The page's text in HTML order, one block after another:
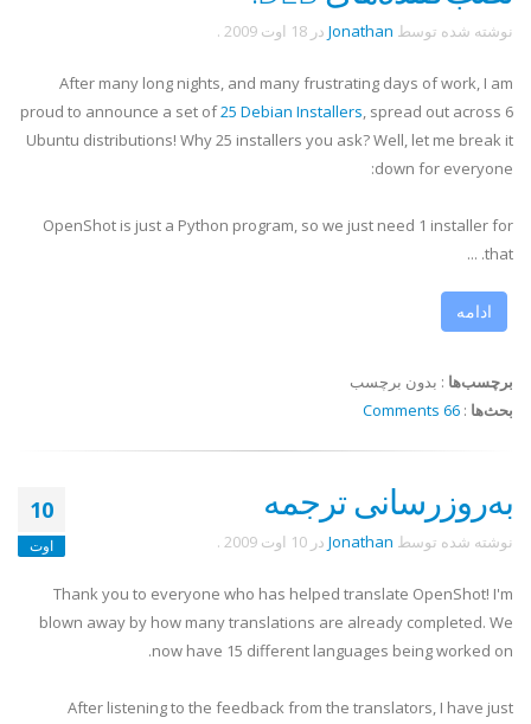
نوشته شده توسط Jonathan در 18 اوت 2009 .
After many long nights, and many frustrating days of work, I am
proud to announce a set of25 Debian Installers, spread out across 6
Ubuntu distributions! Why 25 installers you ask? Well, let me break it
down for everyone:
OpenShot is just a Python program, so we just need 1 installer for
that. ...
ادامه
برچسب‌ها : بدون برچسب
بحث‌ها :
66 Comments
10
اوت
به‌روزرسانی ترجمه
نوشته شده توسط Jonathan در 10 اوت 2009 .
Thank you to everyone who has helped translate OpenShot! I'm
blown away by how many translations are already completed. We
now have 15 different languages being worked on.
After listening to the feedback from the translators, I have just